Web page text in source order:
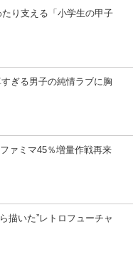
り支える「小学生の甲子
ぎる男子の純情ラブに胸
ァミマ45％増量作戦再来
描いた”レトロフューチャ